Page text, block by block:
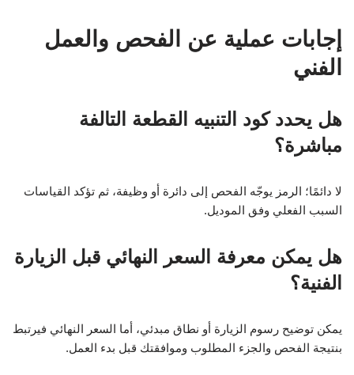
إجابات عملية عن الفحص والعمل
الفني
هل يحدد كود التنبيه القطعة التالفة
مباشرة؟
لا دائمًا؛ الرمز يوجّه الفحص إلى دائرة أو وظيفة، ثم تؤكد القياسات
السبب الفعلي وفق الموديل.
هل يمكن معرفة السعر النهائي قبل الزيارة
الفنية؟
يمكن توضيح رسوم الزيارة أو نطاق مبدئي، أما السعر النهائي فيرتبط
بنتيجة الفحص والجزء المطلوب وموافقتك قبل بدء العمل.